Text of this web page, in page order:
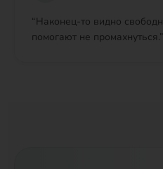
“Наконец-то видно
помогают не промахнуться.”